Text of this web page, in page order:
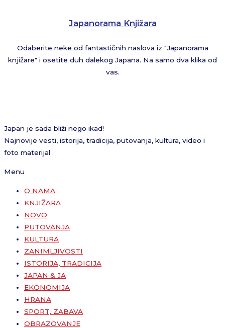
Japanorama Knjižara
Odaberite neke od fantastičnih naslova iz "Japanorama
knjižare" i osetite duh dalekog Japana. Na samo dva klika od
vas.
Japan je sada bliži nego ikad!
Najnovije vesti, istorija, tradicija, putovanja, kultura, video i
foto materijal
Menu
O NAMA
KNJIŽARA
NOVO
PUTOVANJA
KULTURA
ZANIMLJIVOSTI
ISTORIJA, TRADICIJA
JAPAN & JA
EKONOMIJA
HRANA
SPORT, ZABAVA
OBRAZOVANJE